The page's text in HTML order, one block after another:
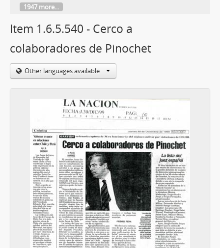
1947 more...
Item 1.6.5.540 - Cerco a
colaboradores de Pinochet
Other languages available